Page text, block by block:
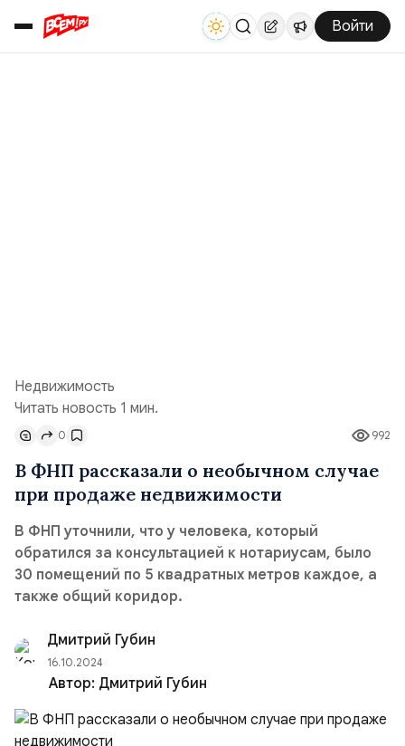
Войти
Недвижимость
Читать новость 1 мин.
992
0
В ФНП рассказали о необычном случае
при продаже недвижимости
В ФНП уточнили, что у человека, который
обратился за консультацией к нотариусам, было
30 помещений по 5 квадратных метров каждое, а
также общий коридор.
Дмитрий Губин
16.10.2024
Автор: Дмитрий Губин